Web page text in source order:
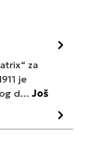
za
je
d…Još